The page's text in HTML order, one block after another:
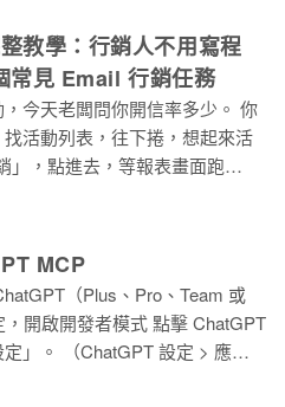
Outlook 接連強制執行寄件者政
承受以上後果所帶來的影響。
子書高出將近 6 倍。 這篇文
市場驗證的名單磁鐵（Lead
行心法。 磁鐵一：工具
從「給予資訊」升
鐵設計的第一個關鍵轉變。 思
他一本 50 頁的指南，他可能看
套用的模板，他馬上就能
教學：行銷人不用寫程
常見 Email 行銷任務
今天老闆問你開信率多少。 你
活動列表，往下捲，想起來活
」，點進去，等報表畫面跑
促銷活動，開信率和點擊率各
銷人最常遇到
是什
做什麼。 以下這些事，
MCP
（Plus、Pro、Team 或
定 > 應用